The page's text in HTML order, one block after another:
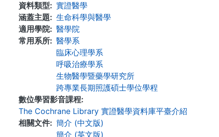
資料類型
實證醫學
涵蓋主題
生命科學與醫學
適用學院
醫學院
常用系所
醫學系
臨床心理學系
呼吸治療學系
生物醫學暨藥學研究所
跨專業長期照護碩士學位學程
數位學習影音課程
The Cochrane Library 實證醫學資料庫平臺介紹
相關文件
簡介 (中文版)
簡介 (英文版)